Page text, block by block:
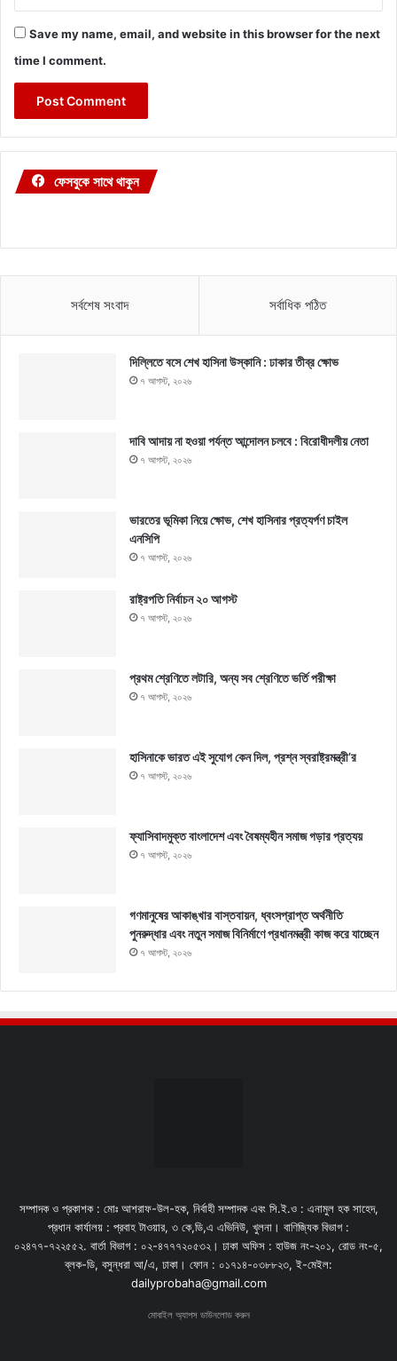
Save my name, email, and website in this browser for the next
time I comment.
ফেসবুকে সাথে থাকুন
সর্বশেষ সংবাদ সর্বাধিক পঠিত
দিল্লিতে বসে শেখ হাসিনা উস্কানি : ঢাকার তীব্র ক্ষোভ
৭ আগস্ট, ২০২৬
দাবি আদায় না হওয়া পর্যন্ত আন্দোলন চলবে : বিরোধীদলীয় নেতা
৭ আগস্ট, ২০২৬
ভারতের ভূমিকা নিয়ে ক্ষোভ, শেখ হাসিনার প্রত্যর্পণ চাইল
এনসিপি
৭ আগস্ট, ২০২৬
রাষ্ট্রপতি নির্বাচন ২০ আগস্ট
৭ আগস্ট, ২০২৬
প্রথম শ্রেণিতে লটারি, অন্য সব শ্রেণিতে ভর্তি পরীক্ষা
৭ আগস্ট, ২০২৬
হাসিনাকে ভারত এই সুযোগ কেন দিল, প্রশ্ন স্বরাষ্ট্রমন্ত্রী’র
৭ আগস্ট, ২০২৬
ফ্যাসিবাদমুক্ত বাংলাদেশ এবং বৈষম্যহীন সমাজ গড়ার প্রত্যয়
৭ আগস্ট, ২০২৬
গণমানুষের আকাঙ্খার বাস্তবায়ন, ধ্বংসপ্রাপ্ত অর্থনীতি
পুনরুদ্ধার এবং নতুন সমাজ বিনির্মাণে প্রধানমন্ত্রী কাজ করে যাচ্ছেন
৭ আগস্ট, ২০২৬
সম্পাদক ও প্রকাশক : মোঃ আশরাফ-উল-হক, নির্বাহী সম্পাদক এবং সি.ই.ও : এনামুল হক সাহেদ,
প্রধান কার্যালয় : প্রবাহ টাওয়ার, ৩ কে,ডি,এ এভিনিউ, খুলনা। বাণিজ্যিক বিভাগ :
০২৪৭৭-৭২২৫৫২. বার্তা বিভাগ : ০২-৪৭৭৭২০৫৩২। ঢাকা অফিস : হাউজ নং-২০১, রোড নং-৫,
ব্লক-ডি, বসুন্ধরা আ/এ, ঢাকা। ফোন : ০১৭১৪-০৩৮৮২৩, ই-মেইল:
dailyprobaha@gmail.com
মোবাইল অ্যাপস ডাউনলোড করুন